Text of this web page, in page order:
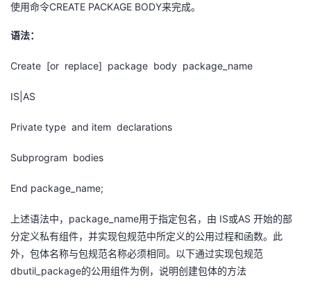
使用命令CREATE PACKAGE BODY来完成。
语法：
Create [or replace] package body package_name
IS|AS
Private type and item declarations
Subprogram bodies
End package_name;
上述语法中， package_name用于指定包名，由 IS或AS 开始的部
分定义私有组件，并实现包规范中所定义的公用过程和函数。此
外，包体名称与包规范名称必须相同。以下通过实现包规范
dbutil_package的公用组件为例，说明创建包体的方法